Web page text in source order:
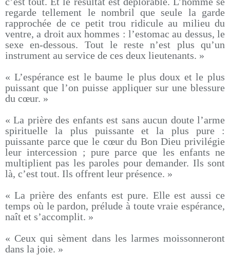
regarde tellement le nombril que seule la garde
rapprochée de ce petit trou ridicule au milieu du
ventre, a droit aux hommes : l’estomac au dessus, le
sexe en-dessous. Tout le reste n’est plus qu’un
instrument au service de ces deux lieutenants. »
« L’espérance est le baume le plus doux et le plus
puissant que l’on puisse appliquer sur une blessure
du cœur. »
« La prière des enfants est sans aucun doute l’arme
spirituelle la plus puissante et la plus pure :
puissante parce que le cœur du Bon Dieu privilégie
leur intercession ; pure parce que les enfants ne
multiplient pas les paroles pour demander. Ils sont
là, c’est tout. Ils offrent leur présence. »
« La prière des enfants est pure. Elle est aussi ce
temps où le pardon, prélude à toute vraie espérance,
naît et s’accomplit. »
« Ceux qui sèment dans les larmes moissonneront
dans la joie. »